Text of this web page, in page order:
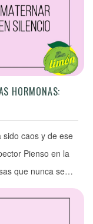
HORMONAS:
sido caos y de ese
Pienso en la
que nunca se
crees que lo más